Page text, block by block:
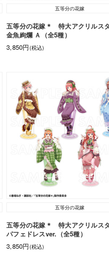
五等分の花嫁
五等分の花嫁＊ 特大アクリルス
金魚絢爛 Ａ（全5種）
3,850円(税込)
五等分の花嫁
五等分の花嫁＊ 特大アクリルス
パフェドレスver.（全5種）
3,850円(税込)